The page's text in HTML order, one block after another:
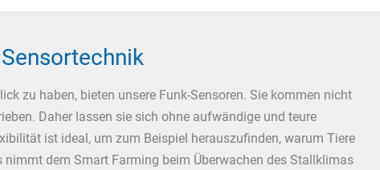
zu haben, bieten unsere Funk-Sensoren. Sie kommen nicht
Daher lassen sie sich ohne aufwändige und teure
ist ideal, um zum Beispiel herauszufinden, warum Tiere
dem Smart Farming beim Überwachen des Stallklimas